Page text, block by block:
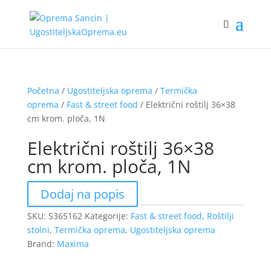
Početna / Ugostiteljska oprema / Termička
oprema / Fast & street food / Električni roštilj 36×38
cm krom. ploča, 1N
Električni roštilj 36×38
cm krom. ploča, 1N
Dodaj na popis
SKU: S365162 Kategorije: Fast & street food, Roštilji
stolni, Termička oprema, Ugostiteljska oprema
Brand: Maxima